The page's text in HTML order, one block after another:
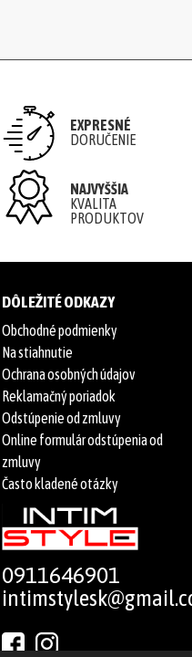
EXPRESNÉ
DORUČENIE
NAJVYŠŠIA
KVALITA
PRODUKTOV
DÔLEŽITÉ ODKAZY
Obchodné podmienky
Na stiahnutie
Ochrana osobných údajov
Reklamačný poriadok
Odstúpenie od zmluvy
Online formulár odstúpenia od
zmluvy
Často kladené otázky
0911646901